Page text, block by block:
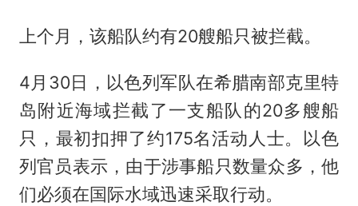
上个月，该船队约有20艘船只被拦截。
4月30日，以色列军队在希腊南部克里特
岛附近海域拦截了一支船队的20多艘船
只，最初扣押了约175名活动人士。以色
列官员表示，由于涉事船只数量众多，他
们必须在国际水域迅速采取行动。